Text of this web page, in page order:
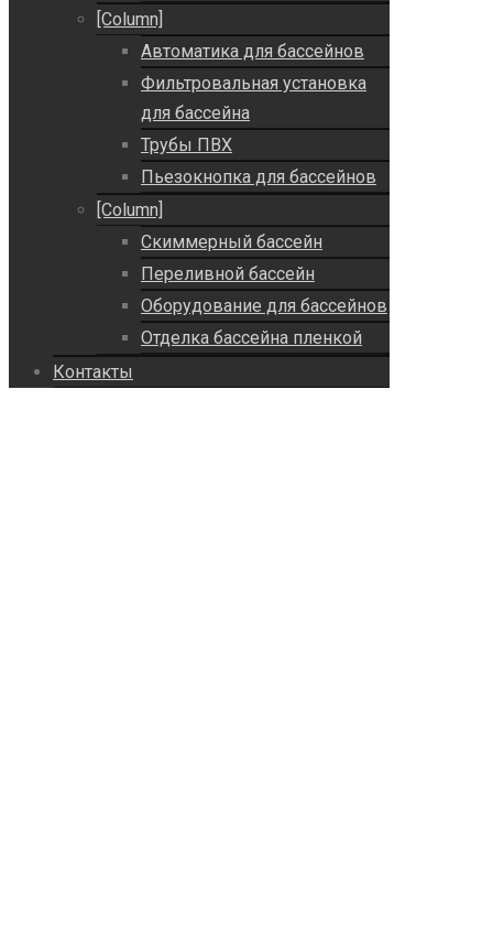
[Column]
Автоматика для бассейнов
Фильтровальная установка
для бассейна
Трубы ПВХ
Пьезокнопка для бассейнов
[Column]
Скиммерный бассейн
Переливной бассейн
Оборудование для бассейнов
Отделка бассейна пленкой
Контакты